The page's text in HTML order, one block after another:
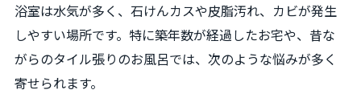
浴室は水気が多く、石けんカスや皮脂汚れ、カビが発生
しやすい場所です。特に築年数が経過したお宅や、昔な
がらのタイル張りのお風呂では、次のような悩みが多く
寄せられます。